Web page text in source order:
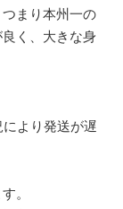
まり本州一の
く、大きな身
より発送が遅
。